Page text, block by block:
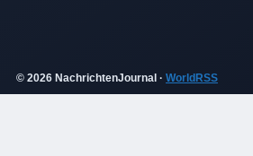
© 2026 NachrichtenJournal · WorldRSS